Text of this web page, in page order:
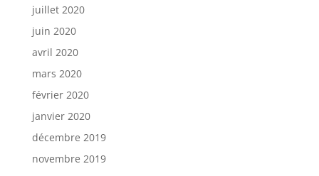
juillet 2020
juin 2020
avril 2020
mars 2020
février 2020
janvier 2020
décembre 2019
novembre 2019